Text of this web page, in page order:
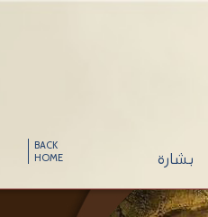
BACK
HOME
بشارة